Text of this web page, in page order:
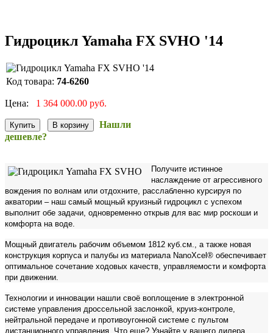
Гидроцикл Yamaha FX SVHO '14
Код товара: 74-6260
Цена: 1 364 000.00 руб.
Нашли
дешевле?
Получите истинное
наслаждение от агрессивного
вождения по волнам или отдохните, расслабленно курсируя по
акватории – наш самый мощный круизный гидроцикл с успехом
выполнит обе задачи, одновременно открыв для вас мир роскоши и
комфорта на воде.
Мощный двигатель рабочим объемом 1812 куб.см., а также новая
конструкция корпуса и палубы из материала NanoXcel® обеспечивает
оптимальное сочетание ходовых качеств, управляемости и комфорта
при движении.
Технологии и инновации нашли своё воплощение в электронной
системе управления дроссельной заслонкой, круиз-контроле,
нейтральной передаче и противоугонной системе с пультом
дистанционного управления. Что еще? Узнайте у вашего дилера.